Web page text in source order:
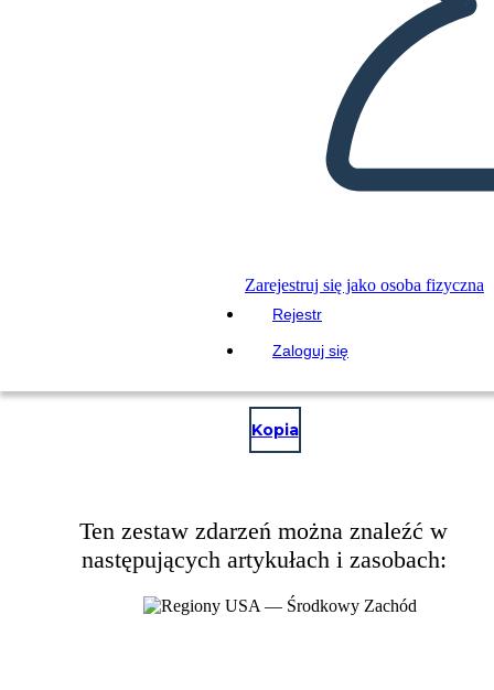
Zarejestruj się jako osoba fizyczna
Rejestr
Zaloguj się
Kopia
Ten zestaw zdarzeń można znaleźć w
następujących artykułach i zasobach: